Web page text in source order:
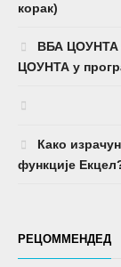
корак)
ВБА ЦОУНТА
ЦОУНТА у
Како
функције
РЕЦОММЕНДЕД